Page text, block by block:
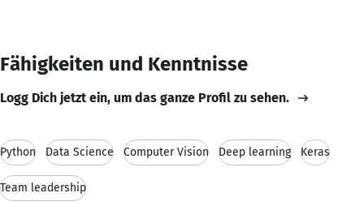
Fähigkeiten und Kenntnisse
Logg Dich jetzt ein, um das ganze Profil zu sehen.
Python Data Science Computer Vision Deep learning Keras
Team leadership